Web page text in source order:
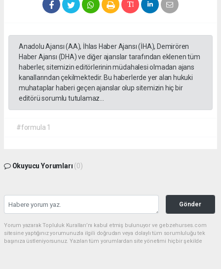
Anadolu Ajansı (AA), İhlas Haber Ajansı (İHA), Demirören
Haber Ajansı (DHA) ve diğer ajanslar tarafından eklenen tüm
haberler, sitemizin editörlerinin müdahalesi olmadan ajans
kanallarından çekilmektedir. Bu haberlerde yer alan hukuki
muhataplar haberi geçen ajanslar olup sitemizin hiç bir
editörü sorumlu tutulamaz...
#formula 1
Okuyucu Yorumları (0)
Gönder
Yorum yazarak Topluluk Kuralları’nı kabul etmiş bulunuyor ve gebzehurses.com
sitesine yaptığınız yorumunuzla ilgili doğrudan veya dolaylı tüm sorumluluğu tek
başınıza üstleniyorsunuz. Yazılan tüm yorumlardan site yönetimi hiçbir şekilde